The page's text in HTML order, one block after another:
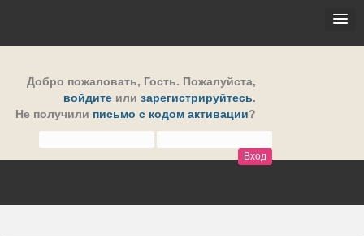
Добро пожаловать, Гость. Пожалуйста,
войдите или зарегистрируйтесь.
Не получили письмо с кодом активации?